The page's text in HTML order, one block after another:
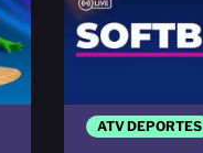
ATV DEPORTES